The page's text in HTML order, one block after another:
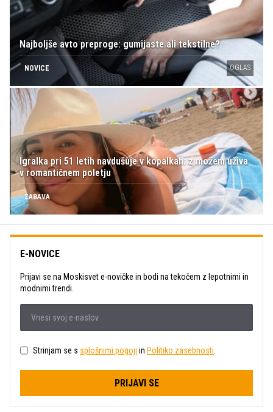
Najboljše avto preproge: gumijaste ali tekstilne?
NOVICE OGLAS
Igralka pri 51 letih navdušuje v kopalkah: z možem uživa
v romantičnem poletju
ZABAVA
E-NOVICE
Prijavi se na Moskisvet e-novičke in bodi na tekočem z lepotnimi in
modnimi trendi.
Strinjam se s splošnimi pogoji in Politiko zasebnosti
PRIJAVI SE